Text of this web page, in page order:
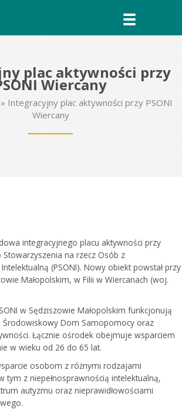
plac aktywności przy
Wiercany
Integracyjny plac aktywności przy PSONI
Wiercany
integracyjnego placu aktywności przy
na rzecz Osób z
(PSONI). Nowy obiekt powstał przy
Małopolskim, w Filii w Wiercanach (woj.
w Sędziszowie Małopolskim funkcjonują
Środowiskowy Dom Samopomocy oraz
Łącznie ośrodek obejmuje wsparciem
w wieku od 26 do 65 lat.
osobom z różnymi rodzajami
tym z niepełnosprawnością intelektualną,
autyzmu oraz nieprawidłowościami